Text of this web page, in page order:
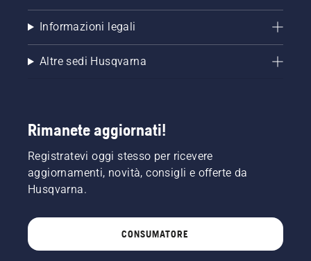
Informazioni legali
Altre sedi Husqvarna
Rimanete aggiornati!
Registratevi oggi stesso per ricevere
aggiornamenti, novità, consigli e offerte da
Husqvarna.
CONSUMATORE